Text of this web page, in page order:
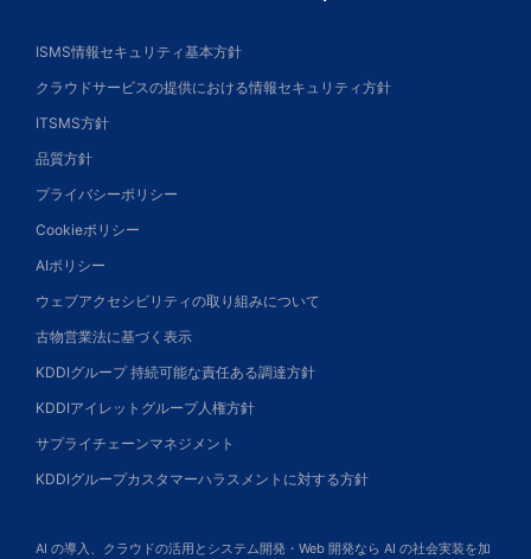
ISMS情報セキュリティ基本方針
クラウドサービスの提供における情報セキュリティ方針
ITSMS方針
品質方針
プライバシーポリシー
Cookieポリシー
AIポリシー
ウェブアクセシビリティの取り組みについて
古物営業法に基づく表示
KDDIグループ 持続可能な責任ある調達方針
KDDIアイレットグループ人権方針
サプライチェーンマネジメント
KDDIグループカスタマーハラスメントに対する方針
AI の導入、クラウドの活用とシステム開発・Web 開発なら AI の社会実装を加